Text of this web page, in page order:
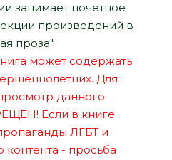
занимает почетное
произведений в
проза".
может содержать
Для
данного
Если в книге
ЛГБТ и
- просьба